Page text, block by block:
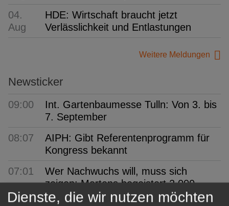
04.
Aug
HDE: Wirtschaft braucht jetzt
Verlässlichkeit und Entlastungen
Weitere Meldungen
Newsticker
09:00
Int. Gartenbaumesse Tulln: Von 3. bis
7. September
08:07
AIPH: Gibt Referentenprogramm für
Kongress bekannt
07:01
Wer Nachwuchs will, muss sich
zeigen: Martens begeistert 2.000
Besucher
Dienste, die wir nutzen möchten